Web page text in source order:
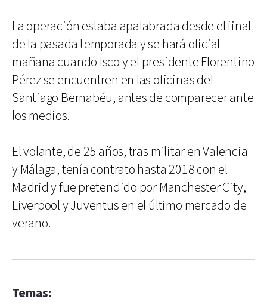
La operación estaba apalabrada desde el final
de la pasada temporada y se hará oficial
mañana cuando Isco y el presidente Florentino
Pérez se encuentren en las oficinas del
Santiago Bernabéu, antes de comparecer ante
los medios.
El volante, de 25 años, tras militar en Valencia
y Málaga, tenía contrato hasta 2018 con el
Madrid y fue pretendido por Manchester City,
Liverpool y Juventus en el último mercado de
verano.
Temas: